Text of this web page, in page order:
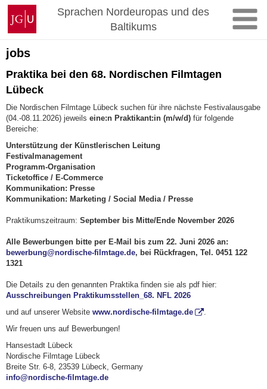
Zum
Inhalt
springen
Johannes
Gutenberg-
Universität
Mainz
Sprachen Nordeuropas und des
Baltikums
jobs
Praktika bei den 68. Nordischen Filmtagen
Lübeck
Die Nordischen Filmtage Lübeck suchen für ihre nächste Festivalausgabe
(04.-08.11.2026) jeweils eine:n Praktikant:in (m/w/d) für folgende
Bereiche:
Unterstützung der Künstlerischen Leitung
Festivalmanagement
Programm-Organisation
Ticketoffice / E-Commerce
Kommunikation: Presse
Kommunikation: Marketing / Social Media / Presse
Praktikumszeitraum: September bis Mitte/Ende November 2026
Alle Bewerbungen bitte per E-Mail bis zum 22. Juni 2026 an:
bewerbung@nordische-filmtage.de, bei Rückfragen, Tel. 0451 122
1321
Die Details zu den genannten Praktika finden sie als pdf hier:
Ausschreibungen Praktikumsstellen_68. NFL 2026
und auf unserer Website www.nordische-filmtage.de
.
Wir freuen uns auf Bewerbungen!
Hansestadt Lübeck
Nordische Filmtage Lübeck
Breite Str. 6-8, 23539 Lübeck, Germany
info@nordische-filmtage.de